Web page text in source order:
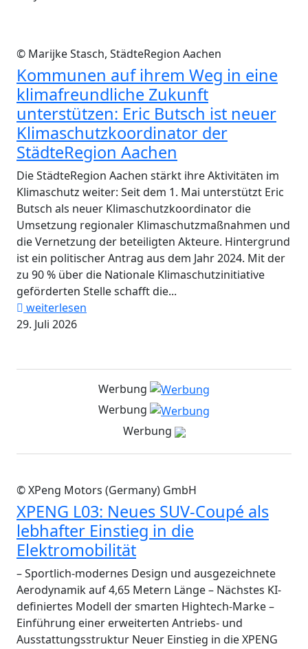
© Marijke Stasch, StädteRegion Aachen
Kommunen auf ihrem Weg in eine
klimafreundliche Zukunft
unterstützen: Eric Butsch ist neuer
Klimaschutzkoordinator der
StädteRegion Aachen
Die StädteRegion Aachen stärkt ihre Aktivitäten im
Klimaschutz weiter: Seit dem 1. Mai unterstützt Eric
Butsch als neuer Klimaschutzkoordinator die
Umsetzung regionaler Klimaschutzmaßnahmen und
die Vernetzung der beteiligten Akteure. Hintergrund
ist ein politischer Antrag aus dem Jahr 2024. Mit der
zu 90 % über die Nationale Klimaschutzinitiative
geförderten Stelle schafft die...
weiterlesen
29. Juli 2026
Werbung
Werbung
Werbung
© XPeng Motors (Germany) GmbH
XPENG L03: Neues SUV-Coupé als
lebhafter Einstieg in die
Elektromobilität
– Sportlich-modernes Design und ausgezeichnete
Aerodynamik auf 4,65 Metern Länge – Nächstes KI-
definiertes Modell der smarten Hightech-Marke –
Einführung einer erweiterten Antriebs- und
Ausstattungsstruktur Neuer Einstieg in die XPENG